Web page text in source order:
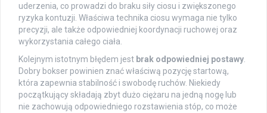
uderzenia, co prowadzi do braku siły ciosu i zwiększonego
ryzyka kontuzji. Właściwa technika ciosu wymaga nie tylko
precyzji, ale także odpowiedniej koordynacji ruchowej oraz
wykorzystania całego ciała.
Kolejnym istotnym błędem jest brak odpowiedniej postawy.
Dobry bokser powinien znać właściwą pozycję startową,
która zapewnia stabilność i swobodę ruchów. Niekiedy
początkujący składają zbyt dużo ciężaru na jedną nogę lub
nie zachowują odpowiedniego rozstawienia stóp, co może